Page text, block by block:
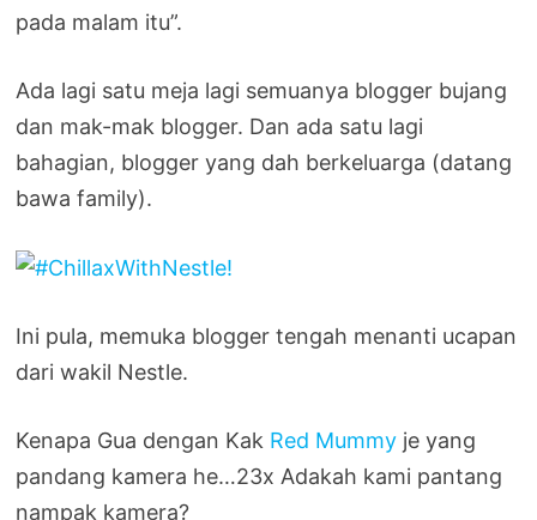
pada malam itu”.
Ada lagi satu meja lagi semuanya blogger bujang
dan mak-mak blogger. Dan ada satu lagi
bahagian, blogger yang dah berkeluarga (datang
bawa family).
Ini pula, memuka blogger tengah menanti ucapan
dari wakil Nestle.
Kenapa Gua dengan Kak Red Mummy je yang
pandang kamera he…23x Adakah kami pantang
nampak kamera?